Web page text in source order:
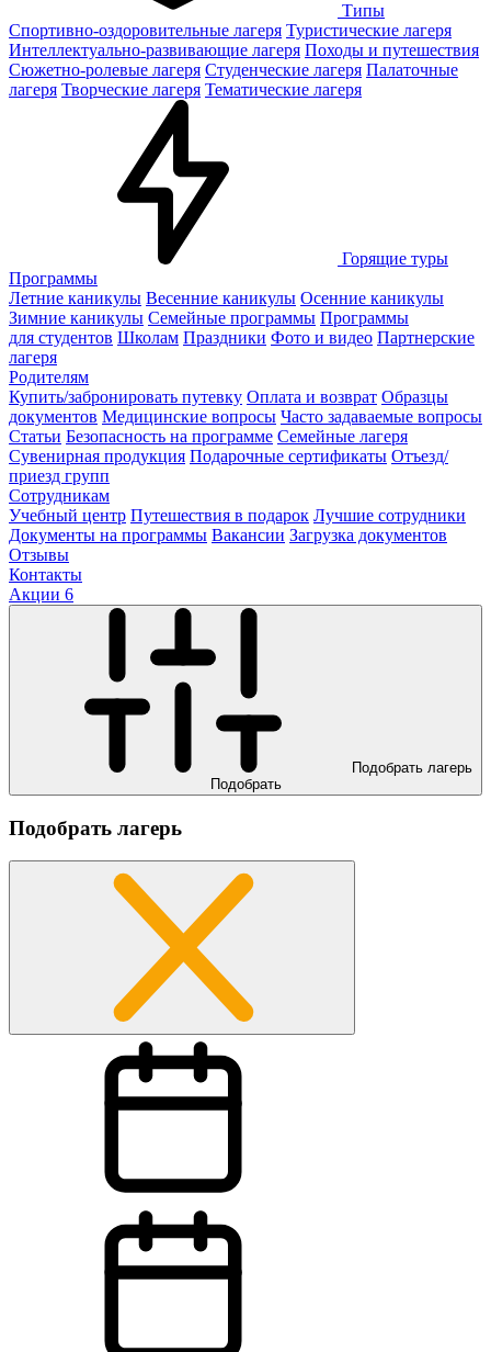
Типы
Спортивно-оздоровительные лагеря Туристические лагеря
Интеллектуально-развивающие лагеря Походы и путешествия
Сюжетно-ролевые лагеря Студенческие лагеря Палаточные
лагеря Творческие лагеря Тематические лагеря
Горящие туры
Программы
Летние каникулы Весенние каникулы Осенние каникулы
Зимние каникулы Семейные программы Программы
для студентов Школам Праздники Фото и видео Партнерские
лагеря
Родителям
Купить/забронировать путевку Оплата и возврат Образцы
документов Медицинские вопросы Часто задаваемые вопросы
Статьи Безопасность на программе Семейные лагеря
Сувенирная продукция Подарочные сертификаты Отъезд/
приезд групп
Сотрудникам
Учебный центр Путешествия в подарок Лучшие сотрудники
Документы на программы Вакансии Загрузка документов
Отзывы
Контакты
Акции 6
Подобрать лагерь
Подобрать
Подобрать лагерь